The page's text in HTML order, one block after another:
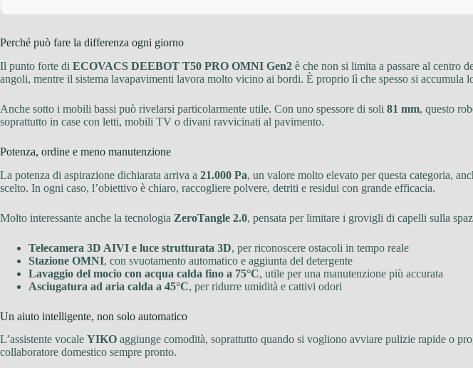
Perché può fare la differenza ogni giorno
Il punto forte di ECOVACS DEEBOT T50 PRO OMNI Gen2 è che non si limita a passare al centro
angoli, mentre il sistema lavapavimenti lavora molto vicino ai bordi. È proprio lì che spesso si
Anche sotto i mobili bassi può rivelarsi particolarmente utile. Con uno spessore di soli 81 mm, questo
soprattutto in case con letti, mobili TV o divani ravvicinati al pavimento.
Potenza, ordine e meno manutenzione
La potenza di aspirazione dichiarata arriva a 21.000 Pa, un valore molto elevato per questa categoria,
scelto. In ogni caso, l’obiettivo è chiaro, raccogliere polvere, detriti e residui con grande efficacia.
Molto interessante anche la tecnologia ZeroTangle 2.0, pensata per limitare i grovigli di capelli sulla
Telecamera 3D AIVI e luce strutturata 3D, per riconoscere ostacoli in tempo reale
Stazione OMNI, con svuotamento automatico e aggiunta del detergente
Lavaggio del mocio con acqua calda fino a 75°C, utile per una manutenzione più accurata
Asciugatura ad aria calda a 45°C, per ridurre umidità e cattivi odori
Un aiuto intelligente, non solo automatico
L’assistente vocale YIKO aggiunge comodità, soprattutto quando si vogliono avviare pulizie rapide o
collaboratore domestico sempre pronto.